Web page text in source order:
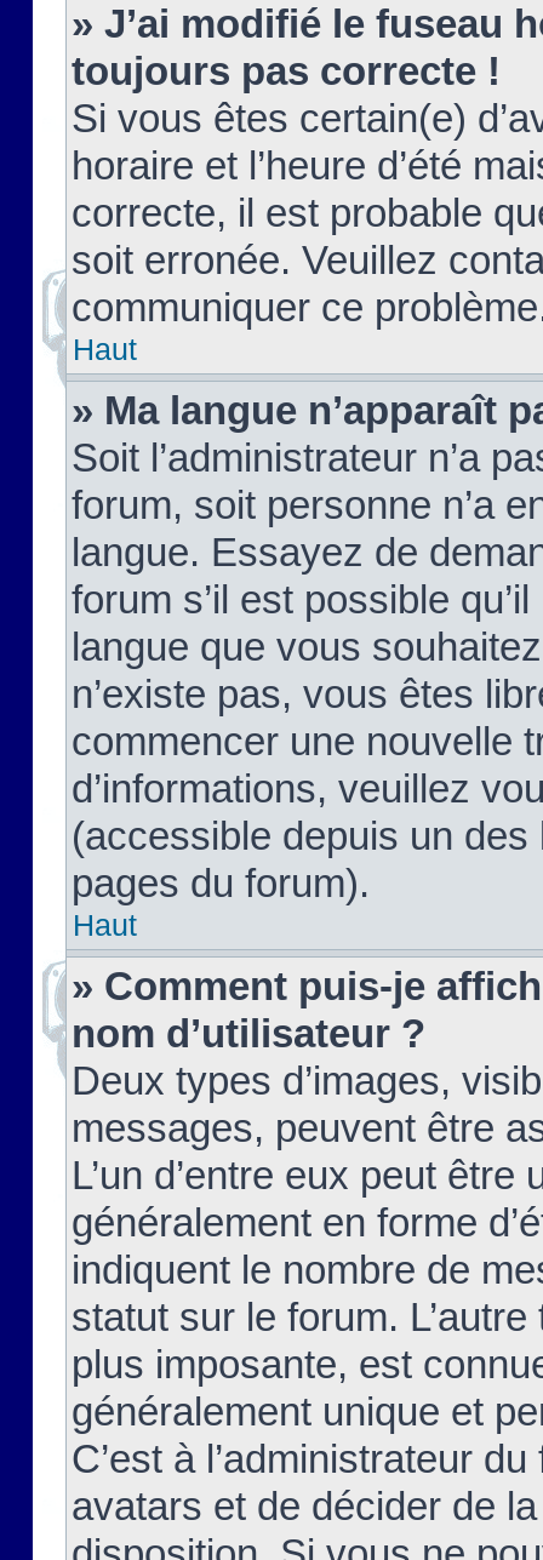
» J’ai modifié le fuseau
toujours pas correcte !
Si vous êtes certain(e)
horaire et l’heure d’été
correcte, il est probable
soit erronée. Veuillez
communiquer ce
Haut
» Ma langue n’apparaît
Soit l’administrateur n’a
forum, soit personne n’a
langue. Essayez de
forum s’il est possible
langue que vous
n’existe pas, vous êtes
commencer une nouvelle
d’informations, veuillez
(accessible depuis un
pages du forum).
Haut
» Comment puis-je
nom d’utilisateur ?
Deux types d’images,
messages, peuvent être
L’un d’entre eux peut
généralement en forme
indiquent le nombre de
statut sur le forum.
plus imposante, est
généralement unique et
C’est à l’administrateur
avatars et de décider de